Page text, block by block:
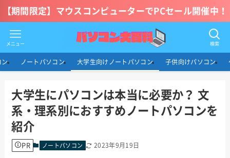
【期間限定】マウスコンピューターでPCセール開催中！
検索
メニュー
ン ノートパソコン 大学生向けノートパソコン 子供向けパソコン
大学生にパソコンは本当に必要か？ 文
系・理系別におすすめノートパソコンを
紹介
PR ノートパソコン 2023年9月19日